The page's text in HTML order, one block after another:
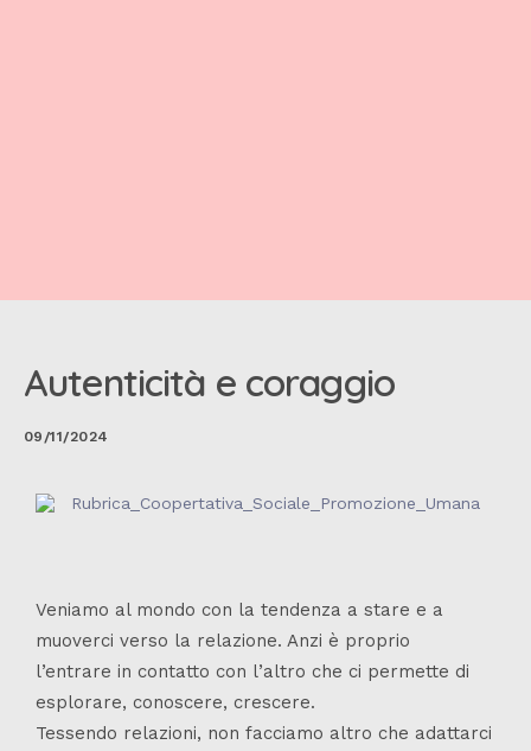
Autenticità e coraggio
09/11/2024
Veniamo al mondo con la tendenza a stare e a
muoverci verso la relazione. Anzi è proprio
l’entrare in contatto con l’altro che ci permette di
esplorare, conoscere, crescere.
Tessendo relazioni, non facciamo altro che adattarci